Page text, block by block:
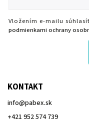
Vložením e-mailu
podmienkami ochrany
KONTAKT
info@pabex.sk
+421 952 574 739